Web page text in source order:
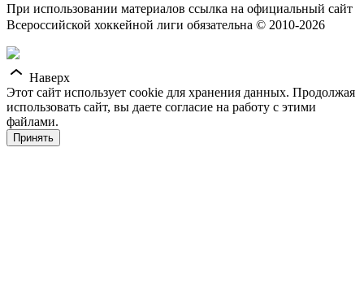
При использовании материалов ссылка на официальный сайт
Всероссийской хоккейной лиги обязательна © 2010-2026
Наверх
Этот сайт использует cookie для хранения данных. Продолжая
использовать сайт, вы даете согласие на работу с этими
файлами.
Принять